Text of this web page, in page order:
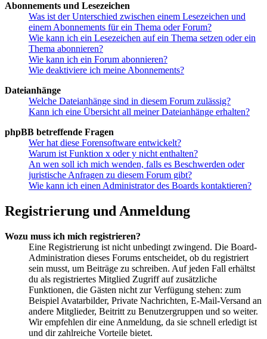
Abonnements und Lesezeichen
Was ist der Unterschied zwischen einem Lesezeichen und
einem Abonnements für ein Thema oder Forum?
Wie kann ich ein Lesezeichen auf ein Thema setzen oder ein
Thema abonnieren?
Wie kann ich ein Forum abonnieren?
Wie deaktiviere ich meine Abonnements?
Dateianhänge
Welche Dateianhänge sind in diesem Forum zulässig?
Kann ich eine Übersicht all meiner Dateianhänge erhalten?
phpBB betreffende Fragen
Wer hat diese Forensoftware entwickelt?
Warum ist Funktion x oder y nicht enthalten?
An wen soll ich mich wenden, falls es Beschwerden oder
juristische Anfragen zu diesem Forum gibt?
Wie kann ich einen Administrator des Boards kontaktieren?
Registrierung und Anmeldung
Wozu muss ich mich registrieren?
Eine Registrierung ist nicht unbedingt zwingend. Die Board-
Administration dieses Forums entscheidet, ob du registriert
sein musst, um Beiträge zu schreiben. Auf jeden Fall erhältst
du als registriertes Mitglied Zugriff auf zusätzliche
Funktionen, die Gästen nicht zur Verfügung stehen: zum
Beispiel Avatarbilder, Private Nachrichten, E-Mail-Versand an
andere Mitglieder, Beitritt zu Benutzergruppen und so weiter.
Wir empfehlen dir eine Anmeldung, da sie schnell erledigt ist
und dir zahlreiche Vorteile bietet.